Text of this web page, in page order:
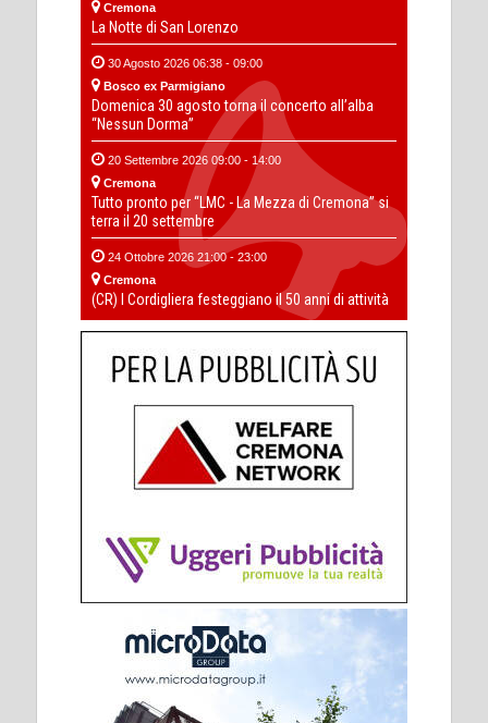
Cremona
La Notte di San Lorenzo
30 Agosto 2026 06:38 - 09:00
Bosco ex Parmigiano
Domenica 30 agosto torna il concerto all’alba
“Nessun Dorma”
20 Settembre 2026 09:00 - 14:00
Cremona
Tutto pronto per “LMC - La Mezza di Cremona” si
terra il 20 settembre
24 Ottobre 2026 21:00 - 23:00
Cremona
(CR) I Cordigliera festeggiano il 50 anni di attività